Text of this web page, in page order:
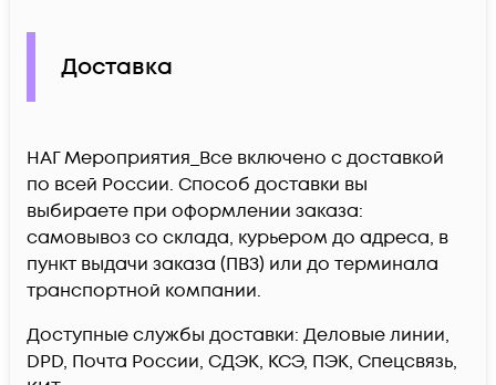
Доставка
НАГ Мероприятия_Все включено c доставкой
по всей России. Способ доставки вы
выбираете при оформлении заказа:
самовывоз со склада, курьером до адреса, в
пункт выдачи заказа (ПВЗ) или до терминала
транспортной компании.
Доступные службы доставки: Деловые линии,
DPD, Почта России, СДЭК, КСЭ, ПЭК, Спецсвязь,